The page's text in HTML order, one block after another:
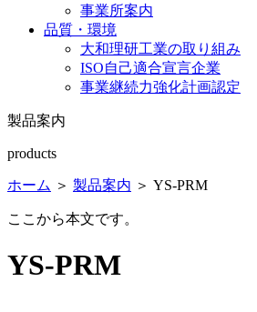
事業所案内
品質・環境
大和理研工業の取り組み
ISO自己適合宣言企業
事業継続力強化計画認定
製品案内
products
ホーム ＞ 製品案内 ＞ YS-PRM
ここから本文です。
YS-PRM